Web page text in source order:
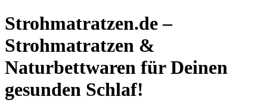
Strohmatratzen.de –
Strohmatratzen &
Naturbettwaren für Deinen
gesunden Schlaf!